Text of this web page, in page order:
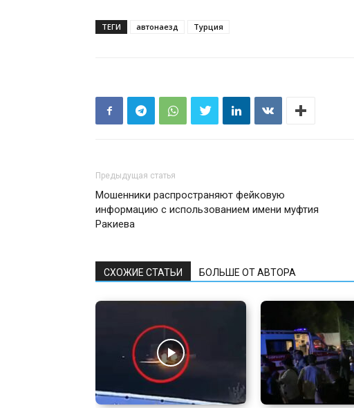
ТЕГИ автонаезд Турция
Предыдущая статья
Мошенники распространяют фейковую
информацию с использованием имени муфтия
Ракиева
СХОЖИЕ СТАТЬИ БОЛЬШЕ ОТ АВТОРА